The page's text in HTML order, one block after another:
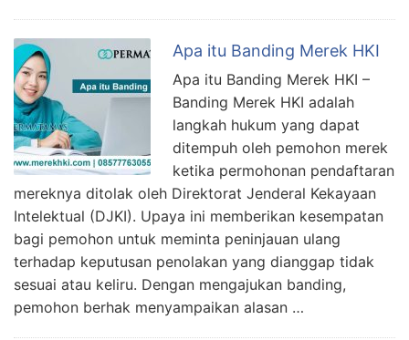
Apa itu Banding Merek HKI
Apa itu Banding Merek HKI –
Banding Merek HKI adalah
langkah hukum yang dapat
ditempuh oleh pemohon merek
ketika permohonan pendaftaran
mereknya ditolak oleh Direktorat Jenderal Kekayaan
Intelektual (DJKI). Upaya ini memberikan kesempatan
bagi pemohon untuk meminta peninjauan ulang
terhadap keputusan penolakan yang dianggap tidak
sesuai atau keliru. Dengan mengajukan banding,
pemohon berhak menyampaikan alasan …